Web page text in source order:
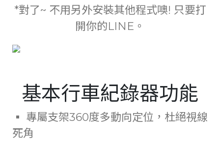
*對了~ 不用另外安裝其他程式噢! 只要打
開你的LINE。
基本行車紀錄器功能
▪ 專屬支架360度多動向定位，杜絕視線
死角